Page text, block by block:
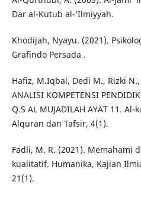
Dar al-Kutub al-‘Ilmiyyah.
Khodijah, Nyayu. (2021).
Grafindo Persada .
Hafiz, M.Iqbal, Dedi M., Rizki
ANALISI KOMPETENSI
Q.S AL MUJADILAH AYAT 11.
Alquran dan Tafsir, 4(1).
Fadli, M. R. (2021). Memahami
kualitatif. Humanika, Kajian
21(1).